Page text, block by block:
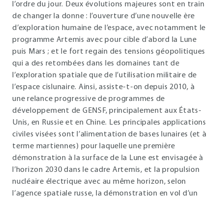
l’ordre du jour. Deux évolutions majeures sont en train
de changer la donne : l’ouverture d’une nouvelle ère
d’exploration humaine de l’espace, avec notamment le
programme Artemis avec pour cible d’abord la Lune
puis Mars ; et le fort regain des tensions géopolitiques
qui a des retombées dans les domaines tant de
l’exploration spatiale que de l’utilisation militaire de
l’espace cislunaire. Ainsi, assiste-t-on depuis 2010, à
une relance progressive de programmes de
développement de GENSF, principalement aux États-
Unis, en Russie et en Chine. Les principales applications
civiles visées sont l’alimentation de bases lunaires (et à
terme martiennes) pour laquelle une première
démonstration à la surface de la Lune est envisagée à
l’horizon 2030 dans le cadre Artemis, et la propulsion
nucléaire électrique avec au même horizon, selon
l’agence spatiale russe, la démonstration en vol d’un